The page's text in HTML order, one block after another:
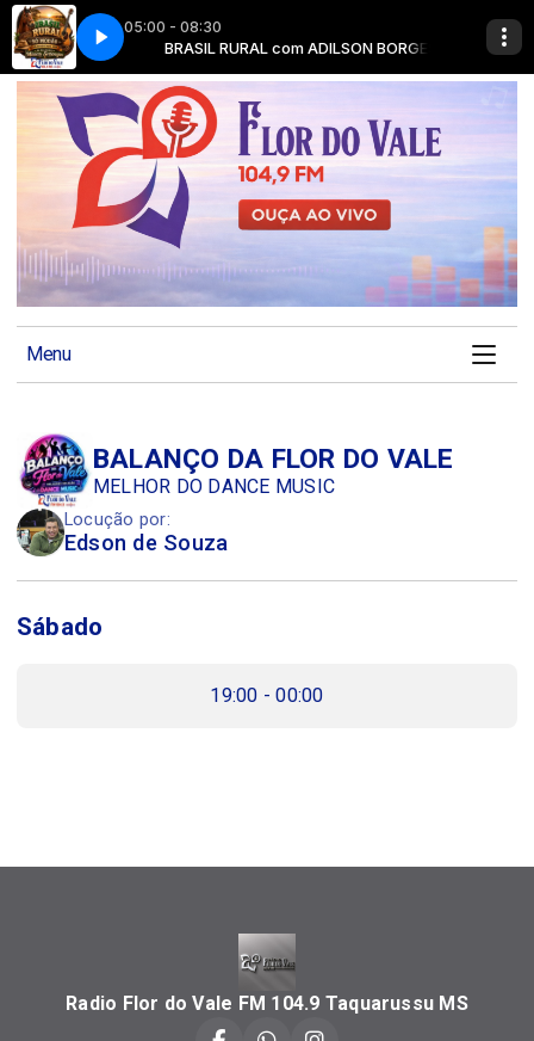
05:00 - 08:30
BORGES BRASIL RURAL com ADILSON BORGES
Menu
BALANÇO DA FLOR DO VALE
MELHOR DO DANCE MUSIC
Locução por:
Edson de Souza
Sábado
19:00 - 00:00
Radio Flor do Vale FM 104.9 Taquarussu MS